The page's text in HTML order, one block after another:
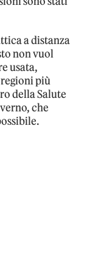
a distanza
non vuol
usata,
più
della Salute
che